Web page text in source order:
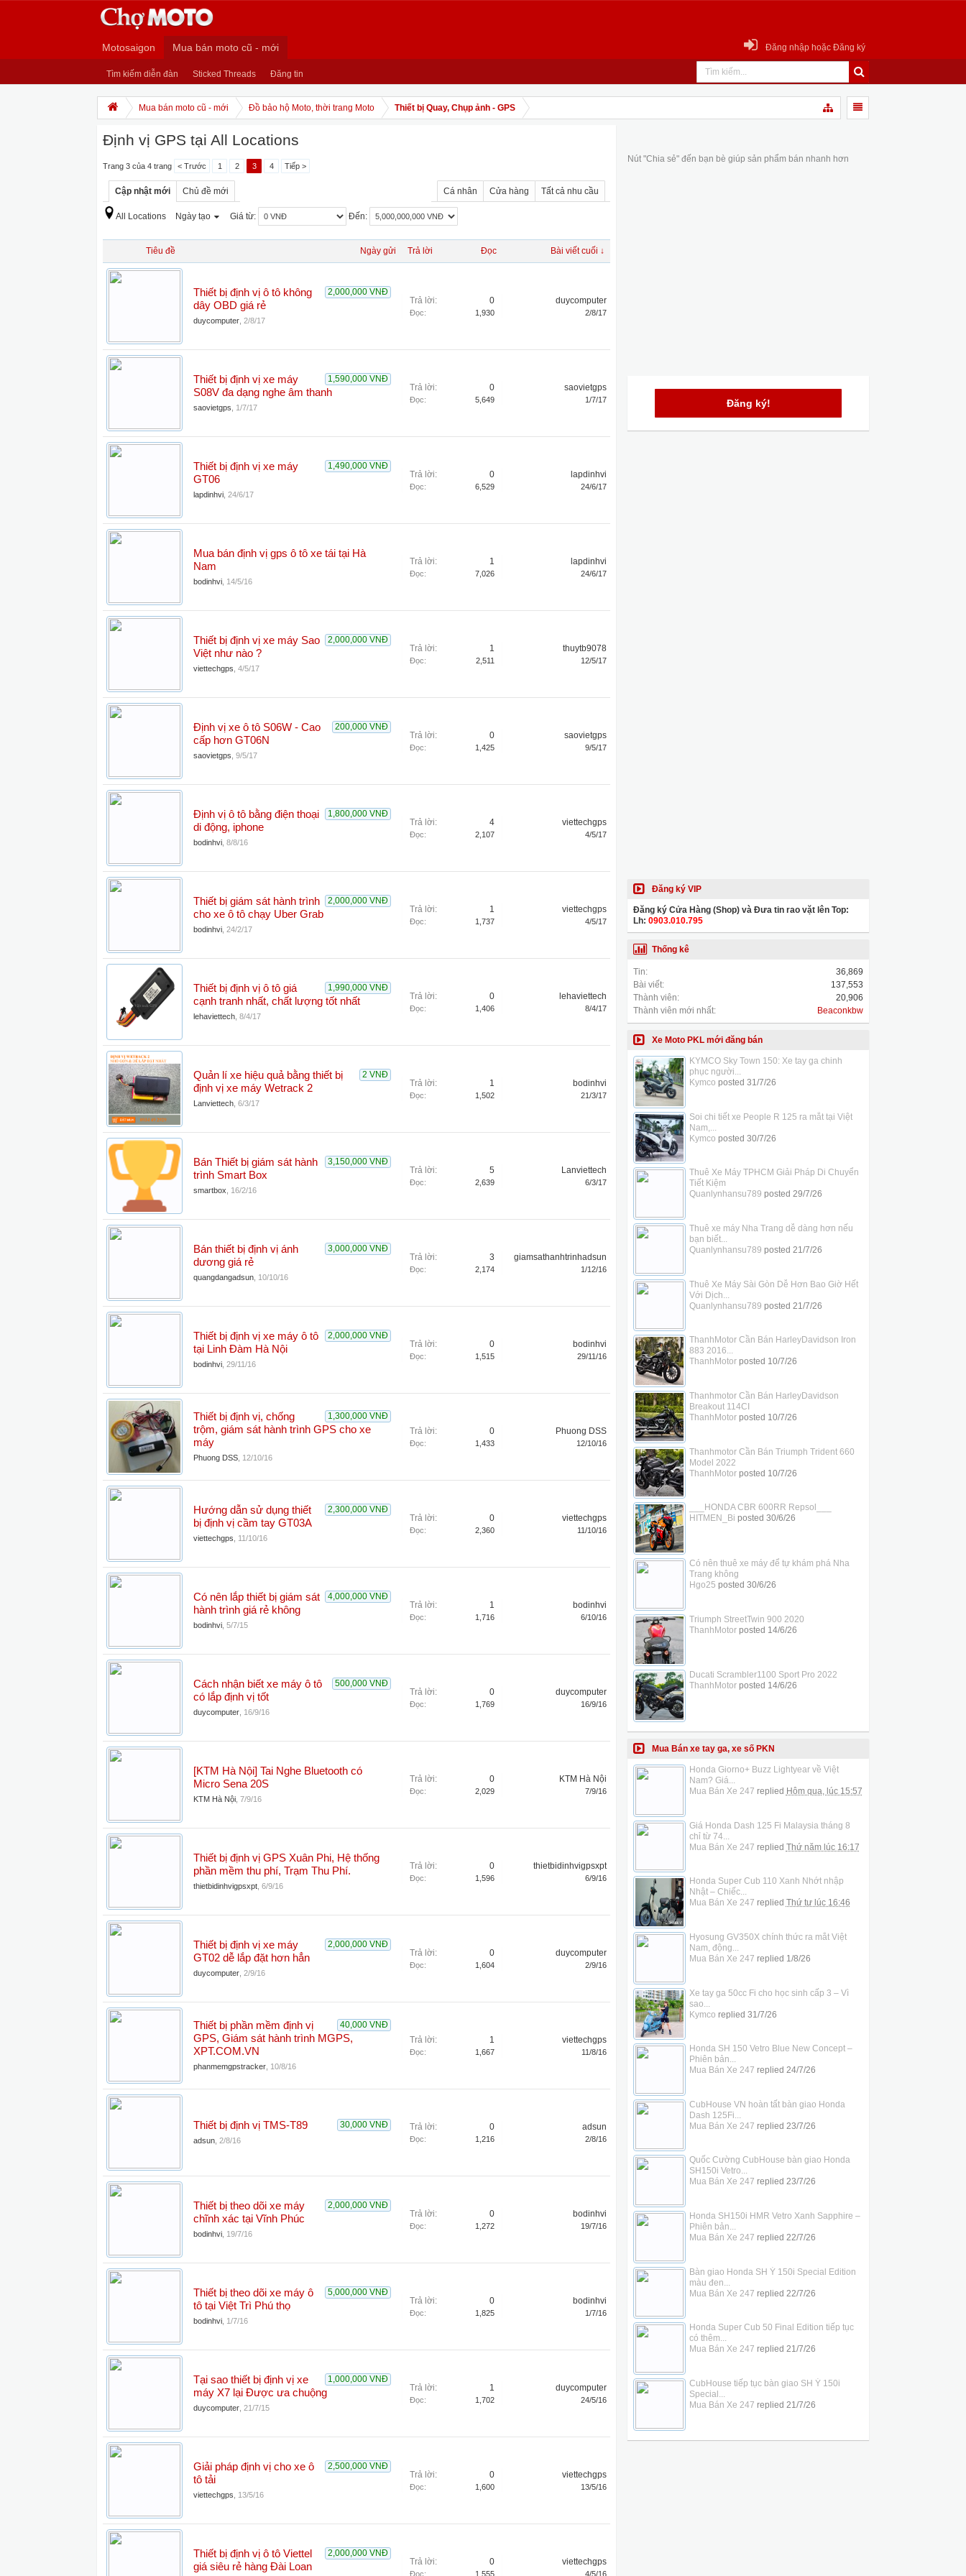
Motosaigon Mua bán moto cũ - mới
Tìm kiếm diễn đàn Sticked Threads Đăng tin
Đăng nhập hoặc Đăng ký
Mua bán moto cũ - mới Đồ bảo hộ Moto, thời trang Moto Thiết bị Quay, Chụp ảnh - GPS
Định vị GPS tại All Locations
Trang 3 của 4 trang < Trước 1 2 3 4 Tiếp >
Cập nhật mới Chủ đề mới Cá nhân Cửa hàng Tất cả nhu cầu
All Locations Ngày tạo Giá từ: Đến:
Tiêu đề Ngày gửi Trả lời Đọc Bài viết cuối ↓
2,000,000 VNĐ
Thiết bị định vị ô tô không
dây OBD giá rẻ
duycomputer 2/8/17
Trả lời: 0
Đọc: 1,930
duycomputer
2/8/17
1,590,000 VNĐ
Thiết bị định vị xe máy
S08V đa dạng nghe âm thanh
saovietgps 1/7/17
Trả lời: 0
Đọc: 5,649
saovietgps
1/7/17
1,490,000 VNĐ
Thiết bị định vị xe máy
GT06
lapdinhvi 24/6/17
Trả lời: 0
Đọc: 6,529
lapdinhvi
24/6/17
Mua bán định vị gps ô tô xe tái tại Hà
Nam
bodinhvi 14/5/16
Trả lời: 1
Đọc: 7,026
lapdinhvi
24/6/17
2,000,000 VNĐ
Thiết bị định vị xe máy Sao
Việt như nào ?
viettechgps 4/5/17
Trả lời: 1
Đọc: 2,511
thuytb9078
12/5/17
200,000 VNĐ
Định vị xe ô tô S06W - Cao
cấp hơn GT06N
saovietgps 9/5/17
Trả lời: 0
Đọc: 1,425
saovietgps
9/5/17
1,800,000 VNĐ
Định vị ô tô bằng điện thoại
di động, iphone
bodinhvi 8/8/16
Trả lời: 4
Đọc: 2,107
viettechgps
4/5/17
2,000,000 VNĐ
Thiết bị giám sát hành trình
cho xe ô tô chạy Uber Grab
bodinhvi 24/2/17
Trả lời: 1
Đọc: 1,737
viettechgps
4/5/17
1,990,000 VNĐ
Thiết bị định vị ô tô giá
cạnh tranh nhất, chất lượng tốt nhất
lehaviettech 8/4/17
Trả lời: 0
Đọc: 1,406
lehaviettech
8/4/17
2 VNĐ
Quản lí xe hiệu quả bằng thiết bị
định vị xe máy Wetrack 2
Lanviettech 6/3/17
Trả lời: 1
Đọc: 1,502
bodinhvi
21/3/17
3,150,000 VNĐ
Bán Thiết bị giám sát hành
trình Smart Box
smartbox 16/2/16
Trả lời: 5
Đọc: 2,639
Lanviettech
6/3/17
3,000,000 VNĐ
Bán thiết bị định vị ánh
dương giá rẻ
quangdangadsun 10/10/16
Trả lời: 3
Đọc: 2,174
giamsathanhtrinhadsun
1/12/16
2,000,000 VNĐ
Thiết bị định vị xe máy ô tô
tại Linh Đàm Hà Nội
bodinhvi 29/11/16
Trả lời: 0
Đọc: 1,515
bodinhvi
29/11/16
1,300,000 VNĐ
Thiết bị định vị, chống
trộm, giám sát hành trình GPS cho xe
máy
Phuong DSS 12/10/16
Trả lời: 0
Đọc: 1,433
Phuong DSS
12/10/16
2,300,000 VNĐ
Hướng dẫn sử dụng thiết
bị định vị cầm tay GT03A
viettechgps 11/10/16
Trả lời: 0
Đọc: 2,360
viettechgps
11/10/16
4,000,000 VNĐ
Có nên lắp thiết bị giám sát
hành trình giá rẻ không
bodinhvi 5/7/15
Trả lời: 1
Đọc: 1,716
bodinhvi
6/10/16
500,000 VNĐ
Cách nhận biết xe máy ô tô
có lắp định vị tốt
duycomputer 16/9/16
Trả lời: 0
Đọc: 1,769
duycomputer
16/9/16
[KTM Hà Nội] Tai Nghe Bluetooth có
Micro Sena 20S
KTM Hà Nội 7/9/16
Trả lời: 0
Đọc: 2,029
KTM Hà Nội
7/9/16
Thiết bị định vị GPS Xuân Phi, Hệ thống
phần mềm thu phí, Trạm Thu Phí.
thietbidinhvigpsxpt 6/9/16
Trả lời: 0
Đọc: 1,596
thietbidinhvigpsxpt
6/9/16
2,000,000 VNĐ
Thiết bị định vị xe máy
GT02 dễ lắp đặt hơn hẳn
duycomputer 2/9/16
Trả lời: 0
Đọc: 1,604
duycomputer
2/9/16
40,000 VNĐ
Thiết bị phần mềm định vị
GPS, Giám sát hành trình MGPS,
XPT.COM.VN
phanmemgpstracker 10/8/16
Trả lời: 1
Đọc: 1,667
viettechgps
11/8/16
30,000 VNĐ
Thiết bị định vị TMS-T89
adsun 2/8/16
Trả lời: 0
Đọc: 1,216
adsun
2/8/16
2,000,000 VNĐ
Thiết bị theo dõi xe máy
chĩnh xác tại Vĩnh Phúc
bodinhvi 19/7/16
Trả lời: 0
Đọc: 1,272
bodinhvi
19/7/16
5,000,000 VNĐ
Thiết bị theo dõi xe máy ô
tô tại Việt Trì Phú thọ
bodinhvi 1/7/16
Trả lời: 0
Đọc: 1,825
bodinhvi
1/7/16
1,000,000 VNĐ
Tại sao thiết bị định vị xe
máy X7 lại Được ưa chuộng
duycomputer 21/7/15
Trả lời: 1
Đọc: 1,702
duycomputer
24/5/16
2,500,000 VNĐ
Giải pháp định vị cho xe ô
tô tải
viettechgps 13/5/16
Trả lời: 0
Đọc: 1,600
viettechgps
13/5/16
2,000,000 VNĐ
Thiết bị định vị ô tô Viettel
giá siêu rẻ hàng Đài Loan
Trả lời: 0
Đọc: 1,555
viettechgps
4/5/16
Nút "Chia sẻ" đến bạn bè giúp sản phẩm bán nhanh hơn
Đăng ký!
Đăng ký VIP
Đăng ký Cửa Hàng (Shop) và Đưa tin rao vặt lên Top:
Lh: 0903.010.795
Thống kê
Tin:
36,869
Bài viết:
137,553
Thành viên:
20,906
Thành viên mới nhất:
Beaconkbw
Xe Moto PKL mới đăng bán
KYMCO Sky Town 150: Xe tay ga chinh
phục người...
Kymco posted 31/7/26
Soi chi tiết xe People R 125 ra mắt tại Việt
Nam,...
Kymco posted 30/7/26
Thuê Xe Máy TPHCM Giải Pháp Di Chuyển
Tiết Kiệm
Quanlynhansu789 posted 29/7/26
Thuê xe máy Nha Trang dễ dàng hơn nếu
bạn biết...
Quanlynhansu789 posted 21/7/26
Thuê Xe Máy Sài Gòn Dễ Hơn Bao Giờ Hết
Với Dịch...
Quanlynhansu789 posted 21/7/26
ThanhMotor Cần Bán HarleyDavidson Iron
883 2016...
ThanhMotorposted 10/7/26
Thanhmotor Cần Bán HarleyDavidson
Breakout 114CI
ThanhMotorposted 10/7/26
Thanhmotor Cần Bán Triumph Trident 660
Model 2022
ThanhMotorposted 10/7/26
___HONDA CBR 600RR Repsol___
HITMEN_Bi posted 30/6/26
Có nên thuê xe máy để tự khám phá Nha
Trang không
Hgo25 posted 30/6/26
Triumph StreetTwin 900 2020
ThanhMotorposted 14/6/26
Ducati Scrambler1100 Sport Pro 2022
ThanhMotorposted 14/6/26
Mua Bán xe tay ga, xe số PKN
Honda Giorno+ Buzz Lightyear về Việt
Nam? Giá...
Mua Bán Xe 247 replied Hôm qua, lúc 15:57
Giá Honda Dash 125 Fi Malaysia tháng 8
chỉ từ 74...
Mua Bán Xe 247 replied Thứ năm lúc 16:17
Honda Super Cub 110 Xanh Nhớt nhập
Nhật – Chiếc...
Mua Bán Xe 247 replied Thứ tư lúc 16:46
Hyosung GV350X chính thức ra mắt Việt
Nam, động...
Mua Bán Xe 247 replied 1/8/26
Xe tay ga 50cc Fi cho học sinh cấp 3 – Vì
sao...
Kymco replied 31/7/26
Honda SH 150 Vetro Blue New Concept –
Phiên bản...
Mua Bán Xe 247 replied 24/7/26
CubHouse VN hoàn tất bàn giao Honda
Dash 125Fi...
Mua Bán Xe 247 replied 23/7/26
Quốc Cường CubHouse bàn giao Honda
SH150i Vetro...
Mua Bán Xe 247 replied 23/7/26
Honda SH150i HMR Vetro Xanh Sapphire –
Phiên bản...
Mua Bán Xe 247 replied 22/7/26
Bàn giao Honda SH Ý 150i Special Edition
màu đen...
Mua Bán Xe 247 replied 22/7/26
Honda Super Cub 50 Final Edition tiếp tục
có thêm...
Mua Bán Xe 247 replied 21/7/26
CubHouse tiếp tục bàn giao SH Ý 150i
Special...
Mua Bán Xe 247 replied 21/7/26